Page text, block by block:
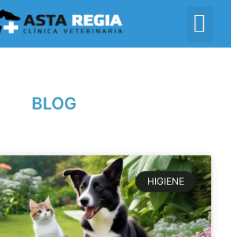
BLOG
HIGIENE